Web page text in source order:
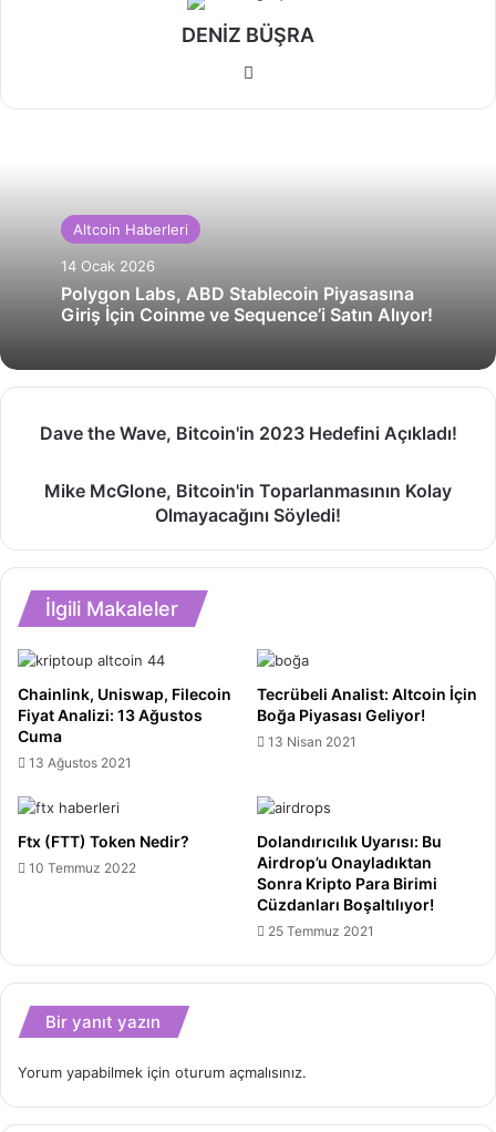
DENİZ BÜŞRA
Altcoin Haberleri
14 Ocak 2026
Polygon Labs, ABD Stablecoin Piyasasına
Giriş İçin Coinme ve Sequence’i Satın Alıyor!
Bitcoin'in
Dave the Wave, Bitcoin'in 2023 Hedefini Açıkladı!
McGlone,
Toparlanmasının
Kolay
Olmayacağını
Söyledi!
Mike McGlone, Bitcoin'in Toparlanmasının Kolay
Olmayacağını Söyledi!
İlgili Makaleler
Chainlink, Uniswap, Filecoin
Fiyat Analizi: 13 Ağustos
Cuma
13 Ağustos 2021
Tecrübeli Analist: Altcoin İçin
Boğa Piyasası Geliyor!
13 Nisan 2021
Ftx (FTT) Token Nedir?
10 Temmuz 2022
Dolandırıcılık Uyarısı: Bu
Airdrop’u Onayladıktan
Sonra Kripto Para Birimi
Cüzdanları Boşaltılıyor!
25 Temmuz 2021
Bir yanıt yazın
Yorum yapabilmek için oturum açmalısınız.